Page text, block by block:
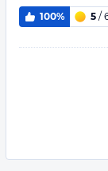
100% 5 /